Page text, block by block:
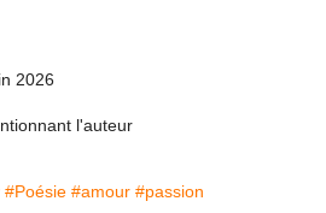
2026
l'auteur
#Poésie #amour #passion